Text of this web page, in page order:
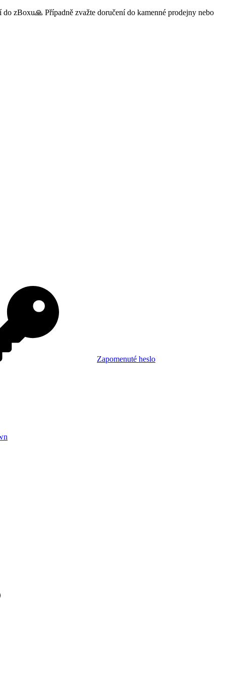
zBoxu🙏 Případně zvažte doručení do kamenné prodejny nebo
Zapomenuté heslo